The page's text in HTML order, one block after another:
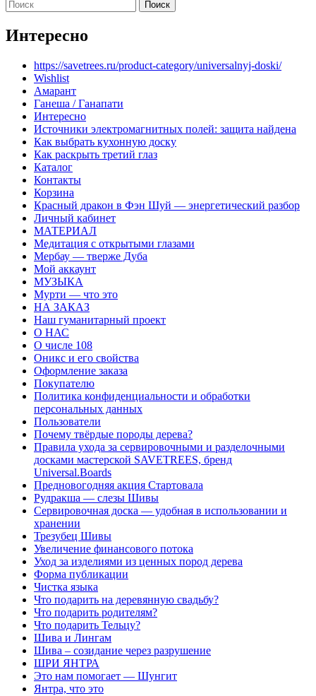
Интересно
https://savetrees.ru/product-category/universalnyj-doski/
Wishlist
Амарант
Ганеша / Ганапати
Интересно
Источники электромагнитных полей: защита найдена
Как выбрать кухонную доску
Как раскрыть третий глаз
Каталог
Контакты
Корзина
Красный дракон в Фэн Шуй — энергетический разбор
Личный кабинет
МАТЕРИАЛ
Медитация с открытыми глазами
Мербау — тверже Дуба
Мой аккаунт
МУЗЫКА
Мурти — что это
НА ЗАКАЗ
Наш гуманитарный проект
О НАС
О числе 108
Оникс и его свойства
Оформление заказа
Покупателю
Политика конфиденциальности и обработки
персональных данных
Пользователи
Почему твёрдые породы дерева?
Правила ухода за сервировочными и разделочными
досками мастерской SAVETREES, бренд
Universal.Boards
Предновогодняя акция Стартовала
Рудракша — слезы Шивы
Сервировочная доска — удобная в использовании и
хранении
Трезубец Шивы
Увеличение финансового потока
Уход за изделиями из ценных пород дерева
Форма публикации
Чистка языка
Что подарить на деревянную свадьбу?
Что подарить родителям?
Что подарить Тельцу?
Шива и Лингам
Шива – созидание через разрушение
ШРИ ЯНТРА
Это нам помогает — Шунгит
Янтра, что это